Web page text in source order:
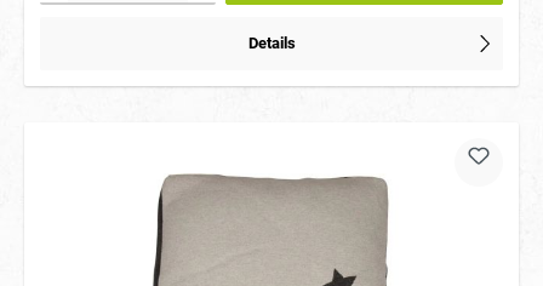
Details